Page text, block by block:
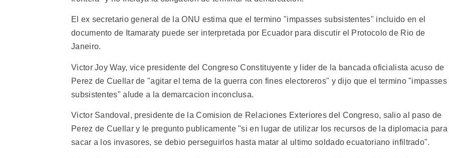
El ex secretario general de la ONU estima que el termino "impasses subsistentes" incluido en el
documento de Itamaraty puede ser interpretada por Ecuador para discutir el Protocolo de Rio de
Janeiro.
Victor Joy Way, vice presidente del Congreso Constituyente y lider de la bancada oficialista acuso de
Perez de Cuellar de "agitar el tema de la guerra con fines electoreros" y dijo que el termino "impasses
subsistentes" alude a la demarcacion inconclusa.
Victor Sandoval, presidente de la Comision de Relaciones Exteriores del Congreso, salio al paso de
Perez de Cuellar y le pregunto publicamente "si en lugar de utilizar los recursos de la diplomacia para
sacar a los invasores, se debio perseguirlos hasta matar al ultimo soldado ecuatoriano infiltrado".